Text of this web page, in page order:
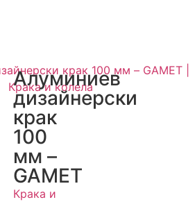
Алуминиев
дизайнерски
крак
100
мм –
GAMET
Крака и